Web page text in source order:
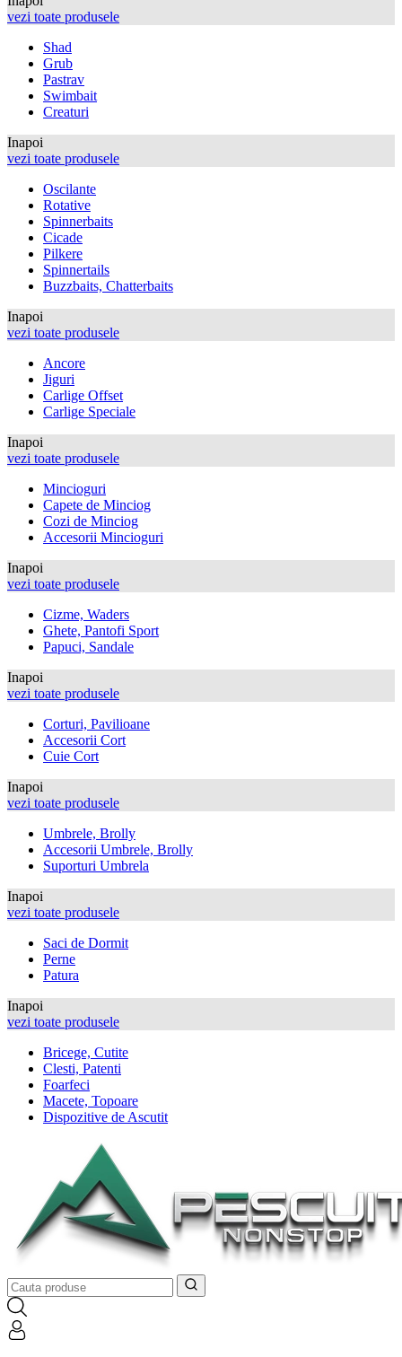
vezi toate produsele
Shad
Grub
Pastrav
Swimbait
Creaturi
Inapoi
vezi toate produsele
Oscilante
Rotative
Spinnerbaits
Cicade
Pilkere
Spinnertails
Buzzbaits, Chatterbaits
Inapoi
vezi toate produsele
Ancore
Jiguri
Carlige Offset
Carlige Speciale
Inapoi
vezi toate produsele
Mincioguri
Capete de Minciog
Cozi de Minciog
Accesorii Mincioguri
Inapoi
vezi toate produsele
Cizme, Waders
Ghete, Pantofi Sport
Papuci, Sandale
Inapoi
vezi toate produsele
Corturi, Pavilioane
Accesorii Cort
Cuie Cort
Inapoi
vezi toate produsele
Umbrele, Brolly
Accesorii Umbrele, Brolly
Suporturi Umbrela
Inapoi
vezi toate produsele
Saci de Dormit
Perne
Patura
Inapoi
vezi toate produsele
Bricege, Cutite
Clesti, Patenti
Foarfeci
Macete, Topoare
Dispozitive de Ascutit